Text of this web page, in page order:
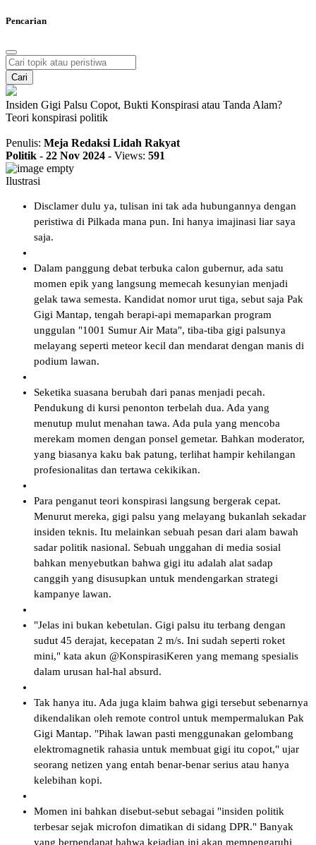
Pencarian
Cari
Insiden Gigi Palsu Copot, Bukti Konspirasi atau Tanda Alam?
Teori konspirasi politik
Penulis: Meja Redaksi Lidah Rakyat
Politik - 22 Nov 2024 - Views: 591
Ilustrasi
Disclamer dulu ya, tulisan ini tak ada hubungannya dengan
peristiwa di Pilkada mana pun. Ini hanya imajinasi liar saya
saja.
Dalam panggung debat terbuka calon gubernur, ada satu
momen epik yang langsung memecah kesunyian menjadi
gelak tawa semesta. Kandidat nomor urut tiga, sebut saja Pak
Gigi Mantap, tengah berapi-api memaparkan program
unggulan "1001 Sumur Air Mata", tiba-tiba gigi palsunya
melayang seperti meteor kecil dan mendarat dengan manis di
podium lawan.
Seketika suasana berubah dari panas menjadi pecah.
Pendukung di kursi penonton terbelah dua. Ada yang
menutup mulut menahan tawa. Ada pula yang mencoba
merekam momen dengan ponsel gemetar. Bahkan moderator,
yang biasanya kaku bak patung, terlihat hampir kehilangan
profesionalitas dan tertawa cekikikan.
Para penganut teori konspirasi langsung bergerak cepat.
Menurut mereka, gigi palsu yang melayang bukanlah sekadar
insiden teknis. Itu melainkan sebuah pesan dari alam bawah
sadar politik nasional. Sebuah unggahan di media sosial
bahkan menyebutkan bahwa gigi itu adalah alat sadap
canggih yang disusupkan untuk mendengarkan strategi
kampanye lawan.
"Jelas ini bukan kebetulan. Gigi palsu itu terbang dengan
sudut 45 derajat, kecepatan 2 m/s. Ini sudah seperti roket
mini," kata akun @KonspirasiKeren yang memang spesialis
dalam urusan hal-hal absurd.
Tak hanya itu. Ada juga klaim bahwa gigi tersebut sebenarnya
dikendalikan oleh remote control untuk mempermalukan Pak
Gigi Mantap. "Pihak lawan pasti menggunakan gelombang
elektromagnetik rahasia untuk membuat gigi itu copot," ujar
seorang netizen yang entah benar-benar serius atau hanya
kelebihan kopi.
Momen ini bahkan disebut-sebut sebagai "insiden politik
terbesar sejak microfon dimatikan di sidang DPR." Banyak
yang berpendapat bahwa kejadian ini akan mempengaruhi